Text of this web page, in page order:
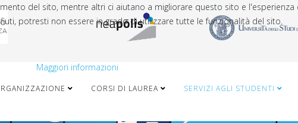
CORSI DI LAUREA SERVIZI AGLI STUDENTI
del sito, mentre altri ci aiutano a migliorare questo sito e
potresti non essere in grado di utilizzare tutte le funzionalità del sito.
Maggiori informazioni